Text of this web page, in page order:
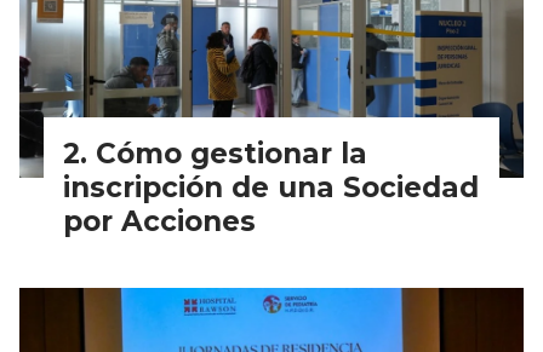
Cómo gestionar la
inscripción de una Sociedad
por Acciones